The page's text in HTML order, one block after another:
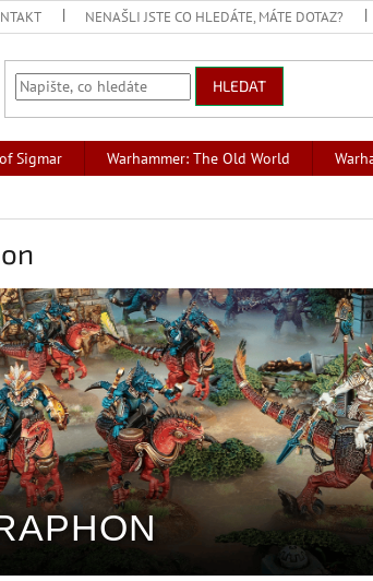
NENAŠLI JSTE CO HLEDÁTE, MÁTE DOTAZ?
HLEDAT
Sigmar Warhammer: The Old World